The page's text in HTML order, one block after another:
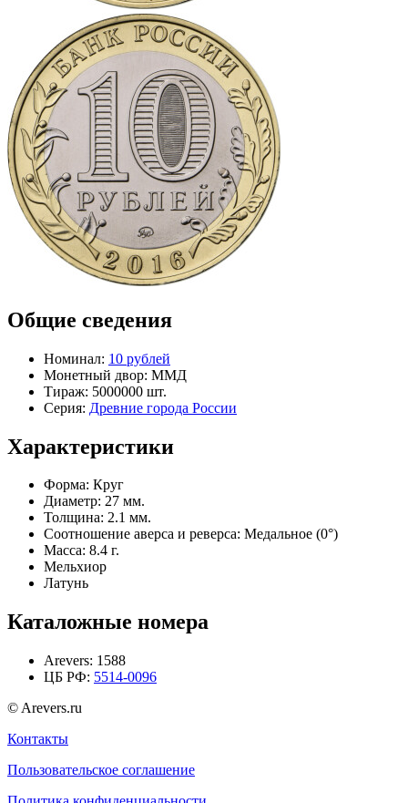
Общие сведения
Номинал: 10 рублей
Монетный двор: ММД
Тираж: 5000000 шт.
Серия: Древние города России
Характеристики
Форма: Круг
Диаметр: 27 мм.
Толщина: 2.1 мм.
Соотношение аверса и реверса: Медальное (0°)
Масса: 8.4 г.
Мельхиор
Латунь
Каталожные номера
Arevers: 1588
ЦБ РФ: 5514-0096
© Arevers.ru
Контакты
Пользовательское соглашение